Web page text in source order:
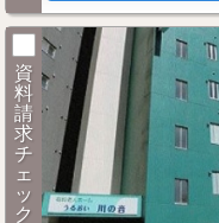
資
料
請
求
チ
ェ
ッ
ク